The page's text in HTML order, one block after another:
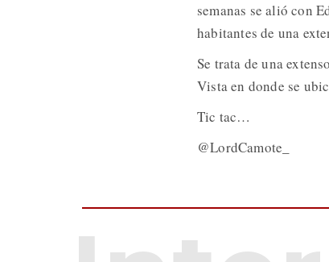
semanas se alió con
habitantes de una
Se trata de una
Vista en donde se
Tic tac…
@LordCamote_